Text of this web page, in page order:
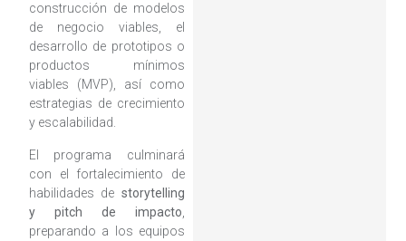
construcción de modelos
de negocio viables, el
desarrollo de prototipos o
productos mínimos
viables (MVP), así como
estrategias de crecimiento
y escalabilidad.
El programa culminará
con el fortalecimiento de
habilidades de storytelling
y pitch de impacto
preparando a los equipos